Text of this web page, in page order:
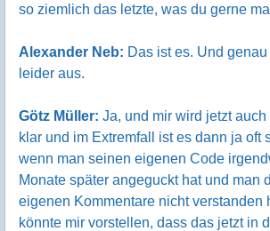
so ziemlich das letzte, was du gerne
Alexander Neb: Das ist es. Und
leider aus.
Götz Müller: Ja, und mir wird jetzt
klar und im Extremfall ist es dann ja oft
wenn man seinen eigenen Code
Monate später angeguckt hat und man
eigenen Kommentare nicht verstanden
könnte mir vorstellen, dass das jetzt in